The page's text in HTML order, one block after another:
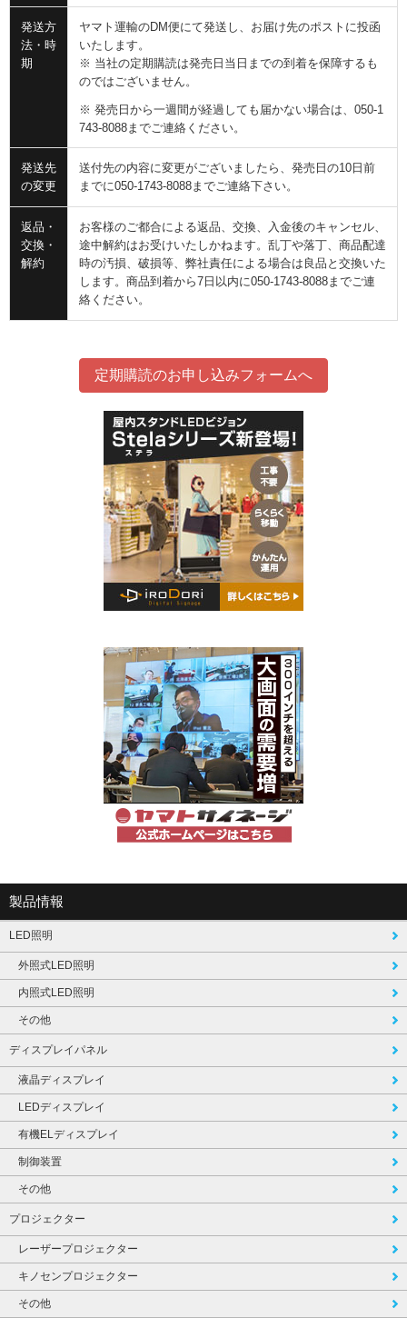
発送方
法・時
期
ヤマト運輸のDM便にて発送し、お届け先のポストに投函
いたします。
※ 当社の定期購読は発売日当日までの到着を保障するも
のではございません。
※ 発売日から一週間が経過しても届かない場合は、050-1
743-8088までご連絡ください。
発送先
の変更
送付先の内容に変更がございましたら、発売日の10日前
までに050-1743-8088までご連絡下さい。
返品・
交換・
解約
お客様のご都合による返品、交換、入金後のキャンセル、
途中解約はお受けいたしかねます。乱丁や落丁、商品配達
時の汚損、破損等、弊社責任による場合は良品と交換いた
します。商品到着から7日以内に050-1743-8088までご連
絡ください。
定期購読のお申し込みフォームへ
製品情報
LED照明
外照式LED照明
内照式LED照明
その他
ディスプレイパネル
液晶ディスプレイ
LEDディスプレイ
有機ELディスプレイ
制御装置
その他
プロジェクター
レーザープロジェクター
キノセンプロジェクター
その他